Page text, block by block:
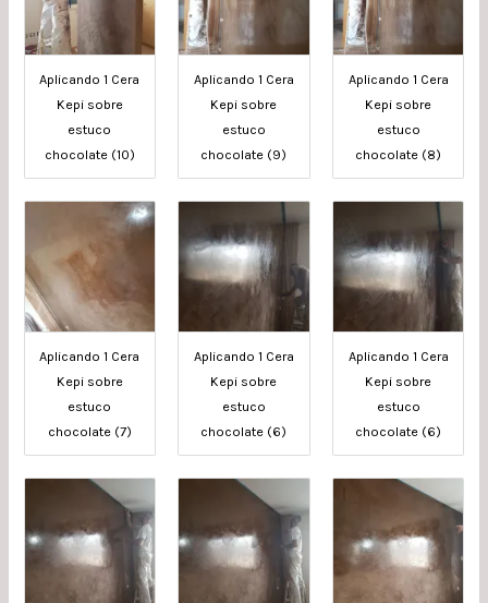
Aplicando 1 Cera
Kepi sobre
estuco
chocolate (10)
Aplicando 1 Cera
Kepi sobre
estuco
chocolate (9)
Aplicando 1 Cera
Kepi sobre
estuco
chocolate (8)
Aplicando 1 Cera
Kepi sobre
estuco
chocolate (7)
Aplicando 1 Cera
Kepi sobre
estuco
chocolate (6)
Aplicando 1 Cera
Kepi sobre
estuco
chocolate (6)